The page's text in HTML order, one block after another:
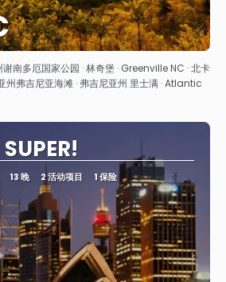
看到
谢南多厄国家公园 · 林奇堡 · Greenville NC · 北卡
州弗吉尼亚海滩 · 弗吉尼亚州 里士满 · Atlantic
13 晚 2 活动项目 1 保险